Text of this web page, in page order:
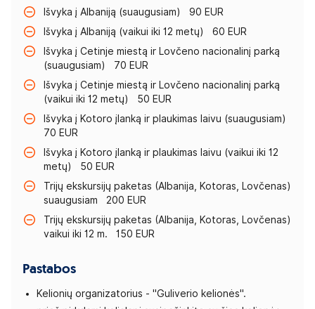
Išvyka į Albaniją (suaugusiam) 90 EUR
Išvyka į Albaniją (vaikui iki 12 metų) 60 EUR
Išvyka į Cetinje miestą ir Lovčeno nacionalinį parką
(suaugusiam) 70 EUR
Išvyka į Cetinje miestą ir Lovčeno nacionalinį parką
(vaikui iki 12 metų) 50 EUR
Išvyka į Kotoro įlanką ir plaukimas laivu (suaugusiam)
70 EUR
Išvyka į Kotoro įlanką ir plaukimas laivu (vaikui iki 12
metų) 50 EUR
Trijų ekskursijų paketas (Albanija, Kotoras, Lovčenas)
suaugusiam 200 EUR
Trijų ekskursijų paketas (Albanija, Kotoras, Lovčenas)
vaikui iki 12 m. 150 EUR
Pastabos
Kelionių organizatorius - "Guliverio kelionės".